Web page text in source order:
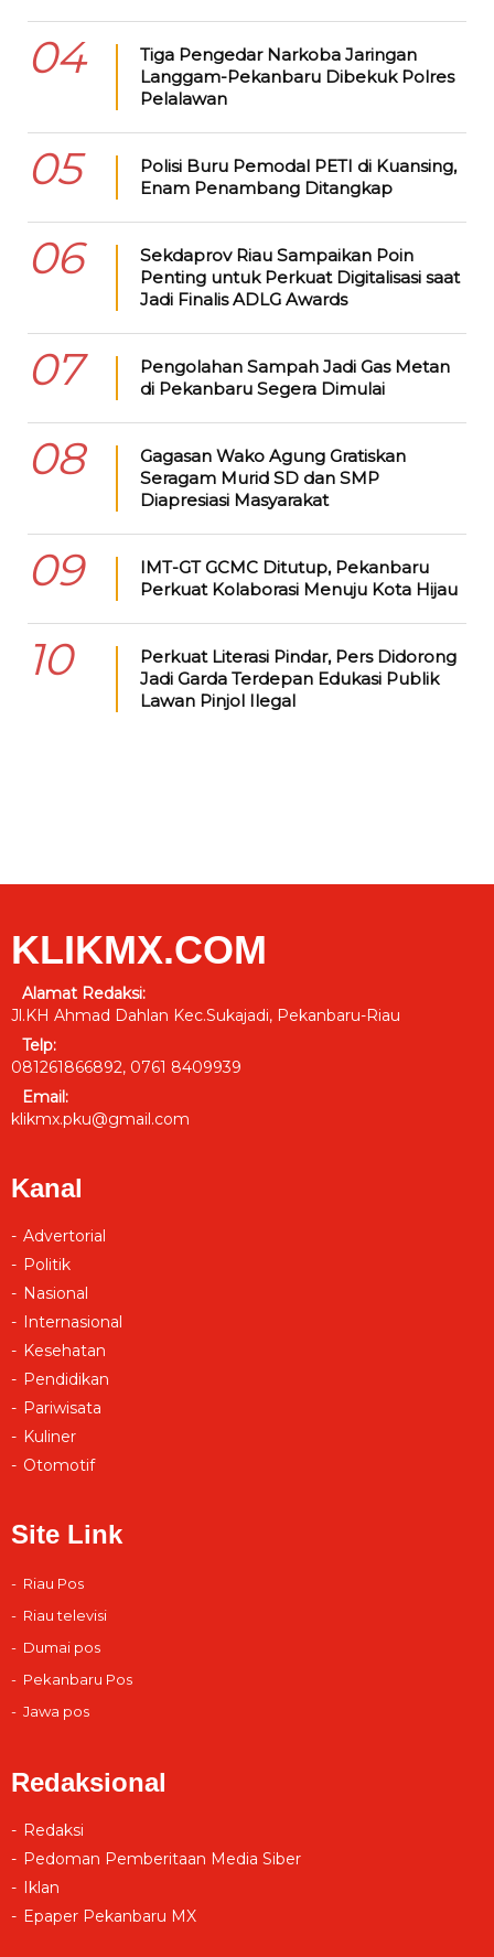
04
Tiga Pengedar Narkoba Jaringan
Langgam-Pekanbaru Dibekuk Polres
Pelalawan
05
Polisi Buru Pemodal PETI di Kuansing,
Enam Penambang Ditangkap
06
Sekdaprov Riau Sampaikan Poin
Penting untuk Perkuat Digitalisasi saat
Jadi Finalis ADLG Awards
07
Pengolahan Sampah Jadi Gas Metan
di Pekanbaru Segera Dimulai
08
Gagasan Wako Agung Gratiskan
Seragam Murid SD dan SMP
Diapresiasi Masyarakat
09
IMT-GT GCMC Ditutup, Pekanbaru
Perkuat Kolaborasi Menuju Kota Hijau
10
Perkuat Literasi Pindar, Pers Didorong
Jadi Garda Terdepan Edukasi Publik
Lawan Pinjol Ilegal
KLIKMX.COM
Alamat Redaksi:
Jl.KH Ahmad Dahlan Kec.Sukajadi, Pekanbaru-Riau
Telp:
081261866892, 0761 8409939
Email:
klikmx.pku@gmail.com
Kanal
Advertorial
Politik
Nasional
Internasional
Kesehatan
Pendidikan
Pariwisata
Kuliner
Otomotif
Site Link
Riau Pos
Riau televisi
Dumai pos
Pekanbaru Pos
Jawa pos
Redaksional
Redaksi
Pedoman Pemberitaan Media Siber
Iklan
Epaper Pekanbaru MX